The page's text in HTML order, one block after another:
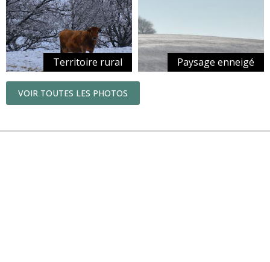
Territoire rural Paysage enneigé
VOIR TOUTES LES PHOTOS